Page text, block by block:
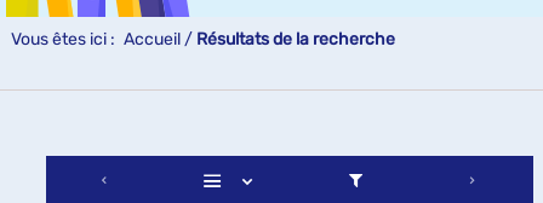
Vous êtes ici : Accueil / Résultats de la recherche